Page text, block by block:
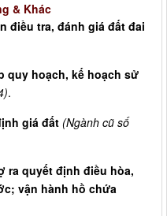
& Khác
điều tra, đánh giá đất đai
quy hoạch, kế hoạch sử
.
giá đất (Ngành cũ số
ra quyết định điều hòa,
vận hành hồ chứa